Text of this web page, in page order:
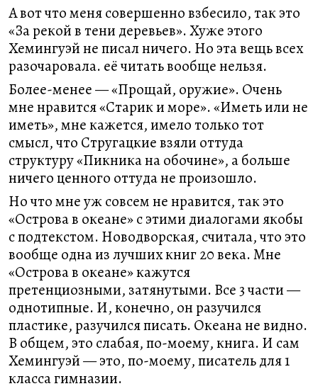
А вот что меня совершенно взбесило, так это
«За рекой в тени деревьев». Хуже этого
Хемингуэй не писал ничего. Но эта вещь всех
разочаровала. её читать вообще нельзя.
Более-менее — «Прощай, оружие». Очень
мне нравится «Старик и море». «Иметь или не
иметь», мне кажется, имело только тот
смысл, что Стругацкие взяли оттуда
структуру «Пикника на обочине», а больше
ничего ценного оттуда не произошло.
Но что мне уж совсем не нравится, так это
«Острова в океане» с этими диалогами якобы
с подтекстом. Новодворская, считала, что это
вообще одна из лучших книг 20 века. Мне
«Острова в океане» кажутся
претенциозными, затянутыми. Все 3 части —
однотипные. И, конечно, он разучился
пластике, разучился писать. Океана не видно.
В общем, это слабая, по-моему, книга. И сам
Хемингуэй — это, по-моему, писатель для 1
класса гимназии.